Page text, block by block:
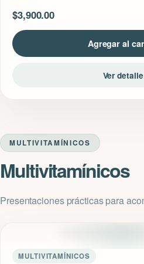
$3,900.00
Agregar al
Ver detalle
MULTIVITAMÍNICOS
Multivitamínicos
Presentaciones prácticas para
MULTIVITAMÍNICOS